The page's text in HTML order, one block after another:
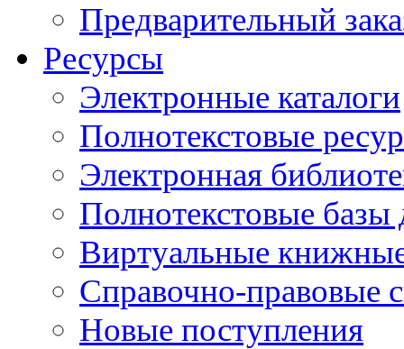
Предварительный
Ресурсы
Электронные каталоги
Полнотекстовые
Электронная
Полнотекстовые
Виртуальные
Справочно-правовые
Новые поступления